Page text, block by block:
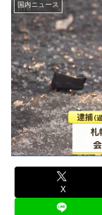
国内ニュース
X